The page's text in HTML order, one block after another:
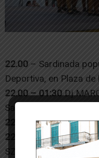
22.00 – Sardinada
Deportiva, en Plaza de
22.00 – 01:30Dj
San Jaime.
22.00 – 01:30– Dj
22.00 – 01:30– Dj’s
SZ, SION en Queiles.